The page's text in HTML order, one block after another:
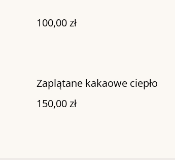
100,00 zł
Zaplątane kakaowe ciepło
150,00 zł